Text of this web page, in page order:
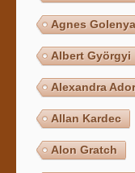
Agnes
Albert Györgyi
Alexandra
Allan Kardec
Alon Gratch